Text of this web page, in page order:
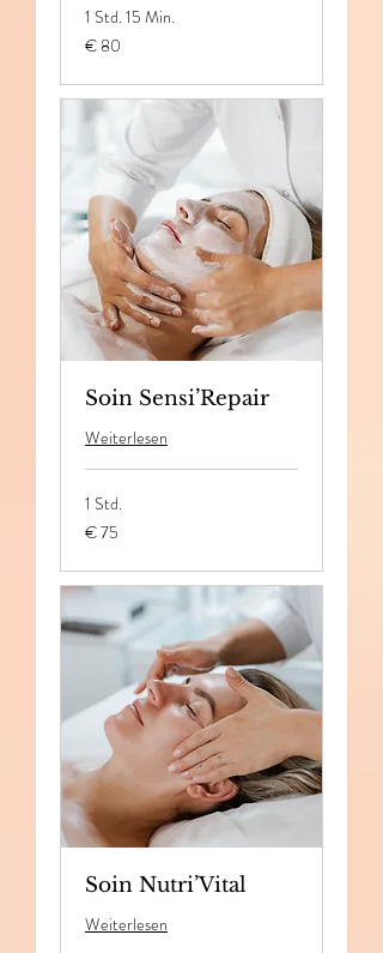
1 Std. 15 Min.
80
Euro
€ 80
Soin Sensi’Repair
Weiterlesen
1 Std.
75
Euro
€ 75
Soin Nutri’Vital
Weiterlesen